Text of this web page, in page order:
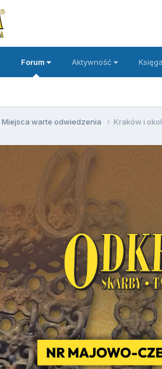
Forum Aktywność
Miejsca warte odwiedzenia Kraków i